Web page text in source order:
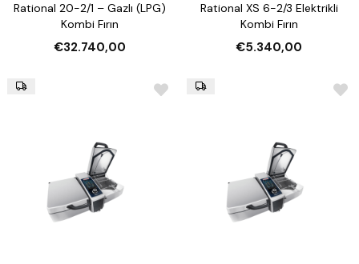
Rational 20-2/1 – Gazlı (LPG)
Kombi Fırın
€32.740,00
Rational XS 6-2/3 Elektrikli
Kombi Fırın
€5.340,00